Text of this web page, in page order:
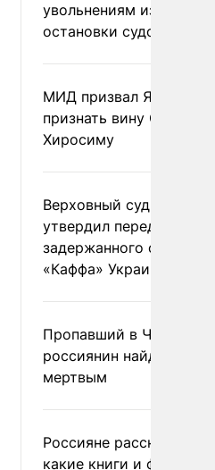
увольнениям из-за
остановки судоходства
МИД призвал Японию
признать вину США за
Хиросиму
Верховный суд Швеции
утвердил передачу
задержанного
«Каффа» Украине
Пропавший в
россиянин найден
мертвым
Россияне рассказали,
какие книги и фильмы